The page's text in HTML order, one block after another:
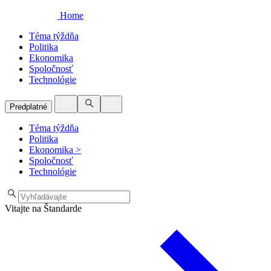
Home
Téma týždňa
Politika
Ekonomika
Spoločnosť
Technológie
Predplatné
Téma týždňa
Politika
Ekonomika >
Spoločnosť
Technológie
Vitajte na Štandarde